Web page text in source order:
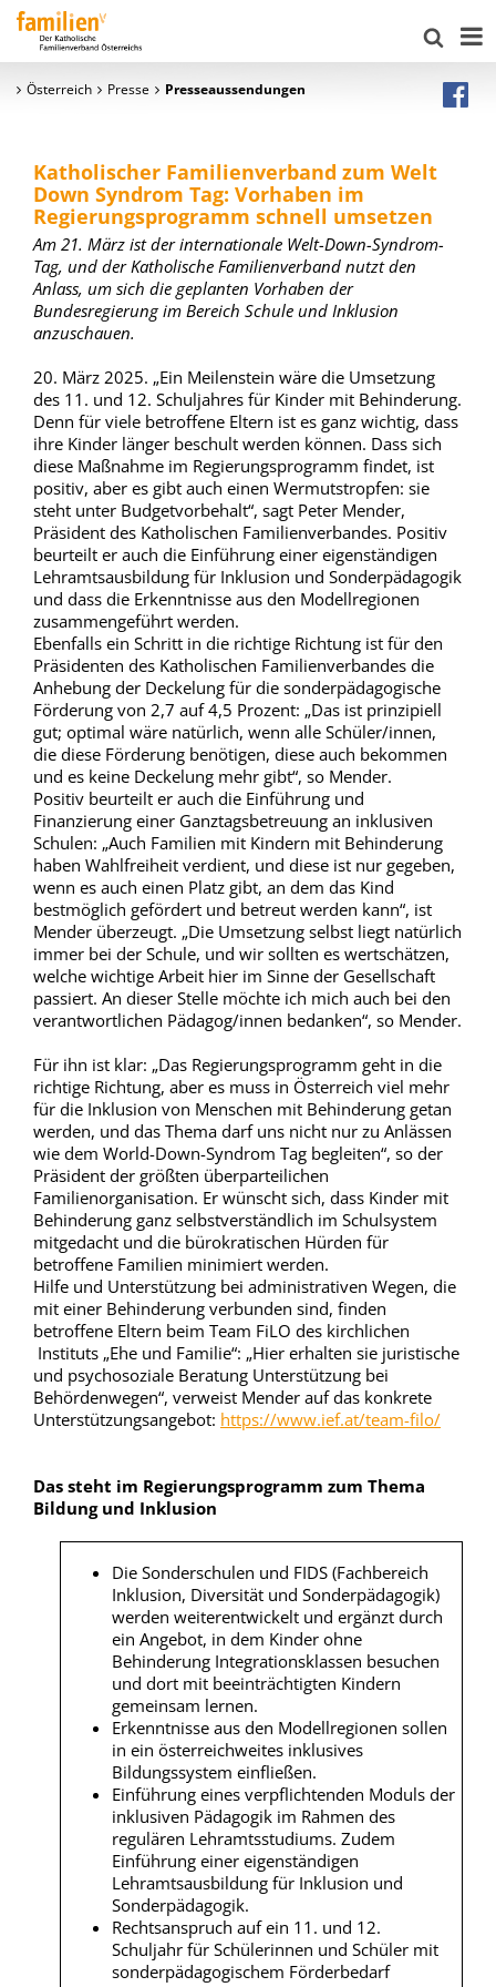
Österreich Presse Presseaussendungen
Katholischer Familienverband zum Welt
Down Syndrom Tag: Vorhaben im
Regierungsprogramm schnell umsetzen
Am 21. März ist der internationale Welt-Down-Syndrom-
Tag, und der Katholische Familienverband nutzt den
Anlass, um sich die geplanten Vorhaben der
Bundesregierung im Bereich Schule und Inklusion
anzuschauen.
20. März 2025. „Ein Meilenstein wäre die Umsetzung
des 11. und 12. Schuljahres für Kinder mit Behinderung.
Denn für viele betroffene Eltern ist es ganz wichtig, dass
ihre Kinder länger beschult werden können. Dass sich
diese Maßnahme im Regierungsprogramm findet, ist
positiv, aber es gibt auch einen Wermutstropfen: sie
steht unter Budgetvorbehalt“, sagt Peter Mender,
Präsident des Katholischen Familienverbandes. Positiv
beurteilt er auch die Einführung einer eigenständigen
Lehramtsausbildung für Inklusion und Sonderpädagogik
und dass die Erkenntnisse aus den Modellregionen
zusammengeführt werden.
Ebenfalls ein Schritt in die richtige Richtung ist für den
Präsidenten des Katholischen Familienverbandes die
Anhebung der Deckelung für die sonderpädagogische
Förderung von 2,7 auf 4,5 Prozent: „Das ist prinzipiell
gut; optimal wäre natürlich, wenn alle Schüler/innen,
die diese Förderung benötigen, diese auch bekommen
und es keine Deckelung mehr gibt“, so Mender.
Positiv beurteilt er auch die Einführung und
Finanzierung einer Ganztagsbetreuung an inklusiven
Schulen: „Auch Familien mit Kindern mit Behinderung
haben Wahlfreiheit verdient, und diese ist nur gegeben,
wenn es auch einen Platz gibt, an dem das Kind
bestmöglich gefördert und betreut werden kann“, ist
Mender überzeugt. „Die Umsetzung selbst liegt natürlich
immer bei der Schule, und wir sollten es wertschätzen,
welche wichtige Arbeit hier im Sinne der Gesellschaft
passiert. An dieser Stelle möchte ich mich auch bei den
verantwortlichen Pädagog/innen bedanken“, so Mender.
Für ihn ist klar: „Das Regierungsprogramm geht in die
richtige Richtung, aber es muss in Österreich viel mehr
für die Inklusion von Menschen mit Behinderung getan
werden, und das Thema darf uns nicht nur zu Anlässen
wie dem World-Down-Syndrom Tag begleiten“, so der
Präsident der größten überparteilichen
Familienorganisation. Er wünscht sich, dass Kinder mit
Behinderung ganz selbstverständlich im Schulsystem
mitgedacht und die bürokratischen Hürden für
betroffene Familien minimiert werden.
Hilfe und Unterstützung bei administrativen Wegen, die
mit einer Behinderung verbunden sind, finden
betroffene Eltern beim Team FiLO des kirchlichen
Instituts „Ehe und Familie“: „Hier erhalten sie juristische
und psychosoziale Beratung Unterstützung bei
Behördenwegen“, verweist Mender auf das konkrete
Unterstützungsangebot: https://www.ief.at/team-filo/
Das steht im Regierungsprogramm zum Thema
Bildung und Inklusion
Die Sonderschulen und FIDS (Fachbereich
Inklusion, Diversität und Sonderpädagogik)
werden weiterentwickelt und ergänzt durch
ein Angebot, in dem Kinder ohne
Behinderung Integrationsklassen besuchen
und dort mit beeinträchtigten Kindern
gemeinsam lernen.
Erkenntnisse aus den Modellregionen sollen
in ein österreichweites inklusives
Bildungssystem einfließen.
Einführung eines verpflichtenden Moduls der
inklusiven Pädagogik im Rahmen des
regulären Lehramtsstudiums. Zudem
Einführung einer eigenständigen
Lehramtsausbildung für Inklusion und
Sonderpädagogik.
Rechtsanspruch auf ein 11. und 12.
Schuljahr für Schülerinnen und Schüler mit
sonderpädagogischem Förderbedarf